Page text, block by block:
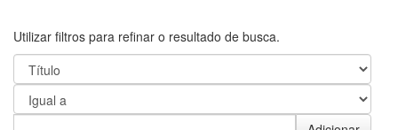
Utilizar filtros para refinar o resultado de busca.